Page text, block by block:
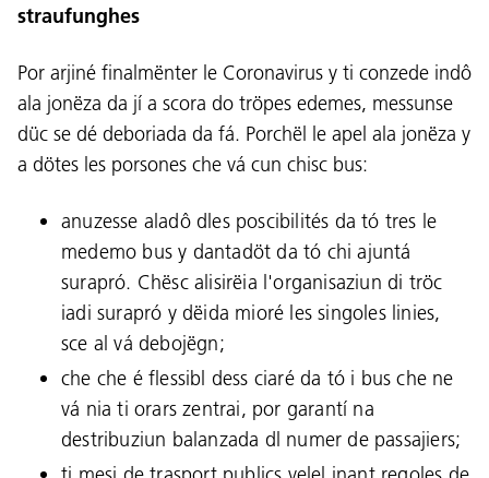
Lingaz:
ITA LAD ENG
straufunghes
Por arjiné finalmënter le Coronavirus y ti conzede indô
ala jonëza da jí a scora do tröpes edemes, messunse
düc se dé deboriada da fá. Porchël le apel ala jonëza y
a dötes les porsones che vá cun chisc bus:
anuzesse aladô dles poscibilités da tó tres le
medemo bus y dantadöt da tó chi ajuntá
surapró. Chësc alisirëia l'organisaziun di tröc
iadi surapró y dëida mioré les singoles linies,
sce al vá debojëgn;
che che é flessibl dess ciaré da tó i bus che ne
vá nia ti orars zentrai, por garantí na
destribuziun balanzada dl numer de passajiers;